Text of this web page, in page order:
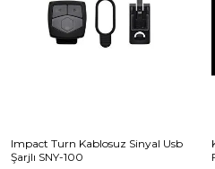
Impact Turn Kablosuz Sinyal Usb
Şarjlı SNY-100